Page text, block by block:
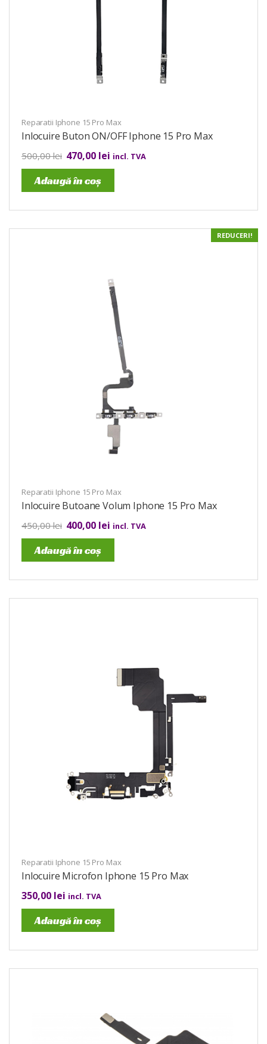
Reparatii Iphone 15 Pro Max
Inlocuire Buton ON/OFF Iphone 15 Pro Max
500,00lei 470,00 lei incl. TVA
Adaugă în coș
REDUCERI!
Reparatii Iphone 15 Pro Max
Inlocuire Butoane Volum Iphone 15 Pro Max
450,00lei 400,00 lei incl. TVA
Adaugă în coș
Reparatii Iphone 15 Pro Max
Inlocuire Microfon Iphone 15 Pro Max
350,00 lei incl. TVA
Adaugă în coș